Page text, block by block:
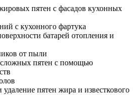
пятен с фасадов кухонных
с кухонного фартука
батарей отопления и
от пыли
пятен с помощью
пятен жира и известкового